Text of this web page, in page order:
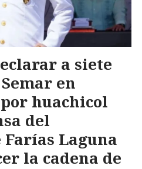
a siete
en
huachicol
del
Laguna
la cadena de